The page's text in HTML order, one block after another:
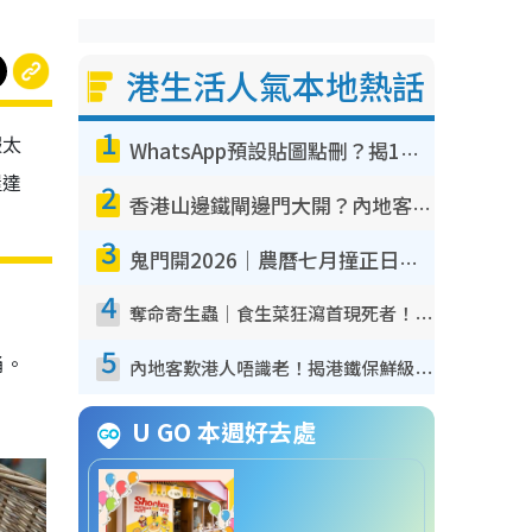
港生活人氣本地熱話
1 WhatsApp預設貼圖點刪？揭1招「反向操作」還原簡潔介面 附3步實測教學
2 香港山邊鐵閘邊門大開？內地客困惑意義何在！網民神回覆：呢種叫法理性防禦
3 鬼門開2026｜農曆七月撞正日全食特別邪？專家警告切忌做一事！揭4大禁忌+2招保平安
4 奪命寄生蟲｜食生菜狂瀉首現死者！疫潮惡化錄1.8萬宗病例 揭洗菜3大謬誤
5 內地客歎港人唔識老！揭港鐵保鮮級冷氣 港人求放過：咪投訴
U GO 本週好去處